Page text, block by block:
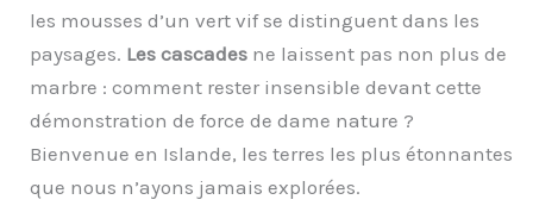
les mousses d’un vert vif se distinguent dans les
paysages. Les cascades ne laissent pas non plus de
marbre : comment rester insensible devant cette
démonstration de force de dame nature ?
Bienvenue en Islande, les terres les plus étonnantes
que nous n’ayons jamais explorées.